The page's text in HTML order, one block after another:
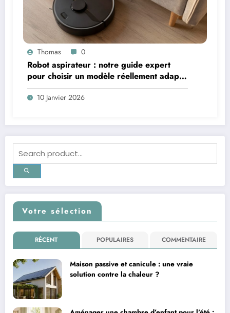
Thomas 0
Robot aspirateur : notre guide expert
pour choisir un modèle réellement adapté
à votre logement
10 Janvier 2026
Votre sélection
RÉCENT POPULAIRES COMMENTAIRE
Maison passive et canicule : une vraie
solution contre la chaleur ?